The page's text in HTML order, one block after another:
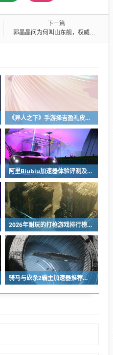
下一篇
郭晶晶问为何叫山东舰，权威解答与背后的故事
《异人之下》手游择吉盈礼皮肤获取方法全攻略
阿里Biubiu加速器体验评测及2026热门游戏加速器推荐
2026年耐玩的打枪游戏排行榜TOP10
骑马与砍杀2霸主加速器推荐：稳定低延迟的实用工具分享